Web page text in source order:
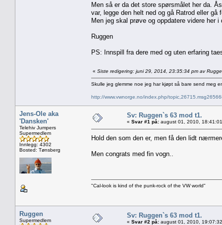
Men så er da det store spørsmålet her da.
var, legge den helt ned og gå Ratrod eller
Men jeg skal prøve og oppdatere videre her i
Ruggen
PS: Innspill fra dere med og uten erfaring
« Siste redigering: juni 29, 2014, 23:35:34 pm av
Skulle jeg glemme noe jeg har kjøpt så bare send meg
http://www.vwnorge.no/index.php/
Jens-Ole aka
'Dansken'
Telehiv Jumpers
Supermedlem
Innlegg: 4302
Bosted: Tønsberg
Sv: Ruggen`s 63 mod t1.
« Svar #1 på: august 01, 2010,
Hold den som den er, men få den lidt
Men congrats med fin vogn..
"Cal-look is kind of the punk-rock of the VW world"
Ruggen
Supermedlem
Sv: Ruggen`s 63 mod t1.
« Svar #2 på: august 01, 2010,